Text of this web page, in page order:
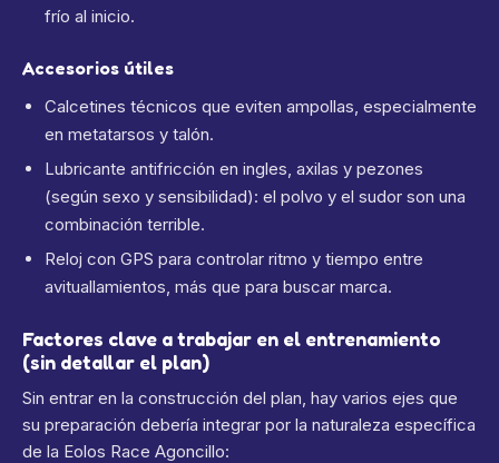
frío al inicio.
Accesorios útiles
Calcetines técnicos que eviten ampollas, especialmente
en metatarsos y talón.
Lubricante antifricción en ingles, axilas y pezones
(según sexo y sensibilidad): el polvo y el sudor son una
combinación terrible.
Reloj con GPS para controlar ritmo y tiempo entre
avituallamientos, más que para buscar marca.
Factores clave a trabajar en el entrenamiento
(sin detallar el plan)
Sin entrar en la construcción del plan, hay varios ejes que
su preparación debería integrar por la naturaleza específica
de la Eolos Race Agoncillo: